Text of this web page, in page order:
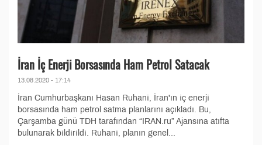
İran İç Enerji Borsasında Ham Petrol Satacak
13.08.2020 - 17:14
İran Cumhurbaşkanı Hasan Ruhani, İran'ın iç enerji
borsasında ham petrol satma planlarını açıkladı. Bu,
Çarşamba günü TDH tarafından “IRAN.ru” Ajansına atıfta
bulunarak bildirildi. Ruhani, planın genel...